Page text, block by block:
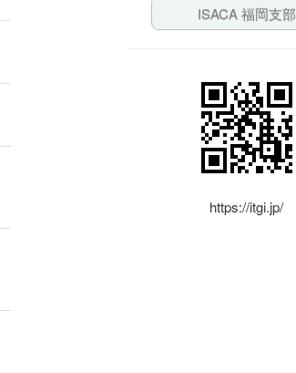
ISACA 福岡支部
https://itgi.jp/